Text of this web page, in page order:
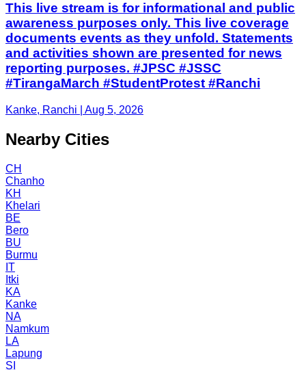
This live stream is for informational and public
awareness purposes only. This live coverage
documents events as they unfold. Statements
and activities shown are presented for news
reporting purposes. #JPSC #JSSC
#TirangaMarch #StudentProtest #Ranchi
Kanke, Ranchi | Aug 5, 2026
Nearby Cities
CH
Chanho
KH
Khelari
BE
Bero
BU
Burmu
IT
Itki
KA
Kanke
NA
Namkum
LA
Lapung
SI